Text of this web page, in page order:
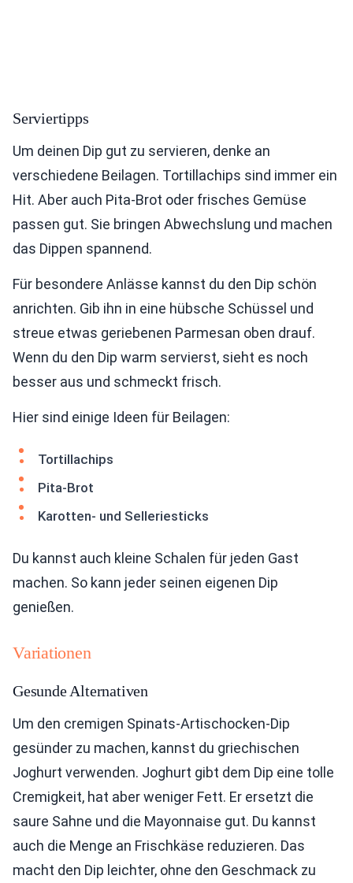
Serviertipps
Um deinen Dip gut zu servieren, denke an
verschiedene Beilagen. Tortillachips sind immer ein
Hit. Aber auch Pita-Brot oder frisches Gemüse
passen gut. Sie bringen Abwechslung und machen
das Dippen spannend.
Für besondere Anlässe kannst du den Dip schön
anrichten. Gib ihn in eine hübsche Schüssel und
streue etwas geriebenen Parmesan oben drauf.
Wenn du den Dip warm servierst, sieht es noch
besser aus und schmeckt frisch.
Hier sind einige Ideen für Beilagen:
Tortillachips
Pita-Brot
Karotten- und Selleriesticks
Du kannst auch kleine Schalen für jeden Gast
machen. So kann jeder seinen eigenen Dip
genießen.
Variationen
Gesunde Alternativen
Um den cremigen Spinats-Artischocken-Dip
gesünder zu machen, kannst du griechischen
Joghurt verwenden. Joghurt gibt dem Dip eine tolle
Cremigkeit, hat aber weniger Fett. Er ersetzt die
saure Sahne und die Mayonnaise gut. Du kannst
auch die Menge an Frischkäse reduzieren. Das
macht den Dip leichter, ohne den Geschmack zu